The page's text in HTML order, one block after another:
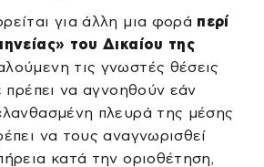
για άλλη μια φορά περί
του Δικαίου της
τις γνωστές θέσεις
πρέπει να αγνοηθούν εάν
πλευρά της μέσης
να τους αναγνωρισθεί
κατά την οριοθέτηση,